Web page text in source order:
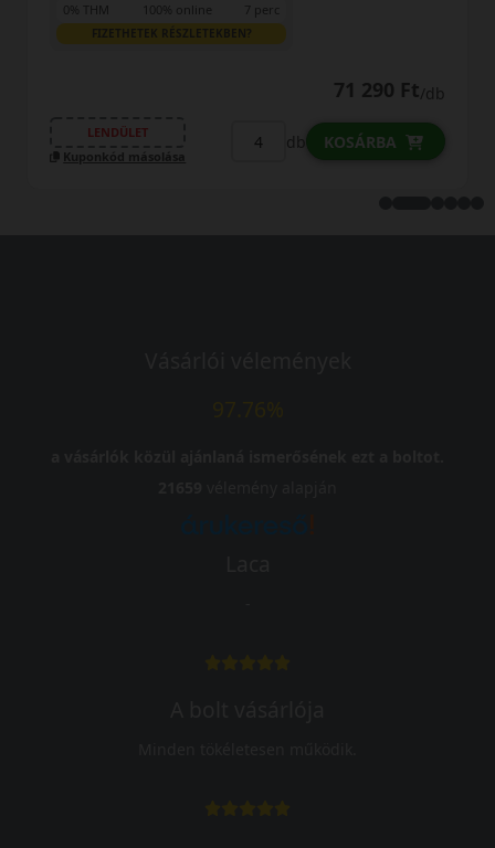
0% THM 100% online 7 perc
FIZETHETEK RÉSZLETEKBEN?
71 290 Ft/db
LENDÜLET
Kuponkód másolása
db KOSÁRBA